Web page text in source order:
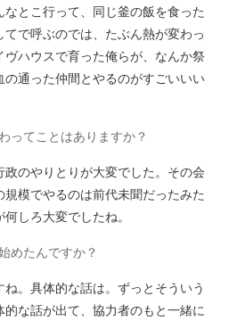
とこ行って、同じ釜の飯を食った
で呼ぶのでは、たぶん熱が変わっ
ハウスで育った俺らが、なんか祭
の通った仲間とやるのがすごいいい
ってことはありますか？
政のやりとりが大変でした。その会
模でやるのは前代未聞だったみた
しろ大変でしたね。
めたんですか？
ね。具体的な話は。ずっとそういう
な話が出て、協力者のもと一緒に